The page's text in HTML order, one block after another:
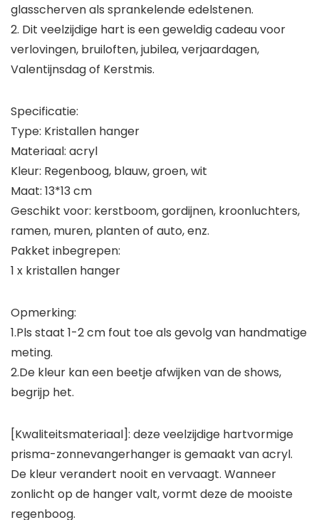
glasscherven als sprankelende edelstenen.
2. Dit veelzijdige hart is een geweldig cadeau voor
verlovingen, bruiloften, jubilea, verjaardagen,
Valentijnsdag of Kerstmis.
Specificatie:
Type: Kristallen hanger
Materiaal: acryl
Kleur: Regenboog, blauw, groen, wit
Maat: 13*13 cm
Geschikt voor: kerstboom, gordijnen, kroonluchters,
ramen, muren, planten of auto, enz.
Pakket inbegrepen:
1 x kristallen hanger
Opmerking:
1.Pls staat 1-2 cm fout toe als gevolg van handmatige
meting.
2.De kleur kan een beetje afwijken van de shows,
begrijp het.
[Kwaliteitsmateriaal]: deze veelzijdige hartvormige
prisma-zonnevangerhanger is gemaakt van acryl.
De kleur verandert nooit en vervaagt. Wanneer
zonlicht op de hanger valt, vormt deze de mooiste
regenboog.